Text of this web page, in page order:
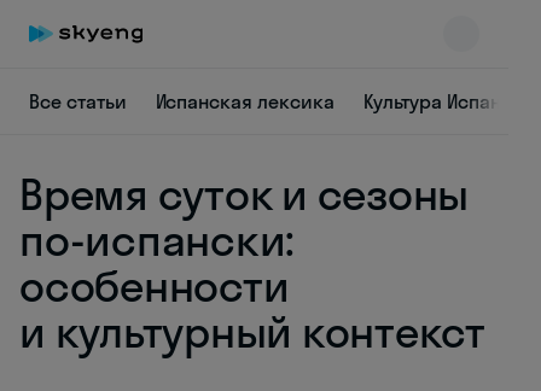
Все статьи Испанская лексика Культура Испании
Время суток и сезоны
по-испански:
особенности
и культурный контекст
online